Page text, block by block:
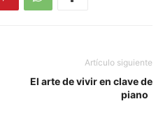
Artículo siguiente
El arte de vivir en clave de
piano